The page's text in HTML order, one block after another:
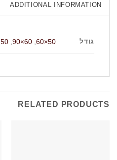
ADDITIONAL INFORMATION
גודל 50×60
,
60×90
,
50×120
RELATED PRODUCTS